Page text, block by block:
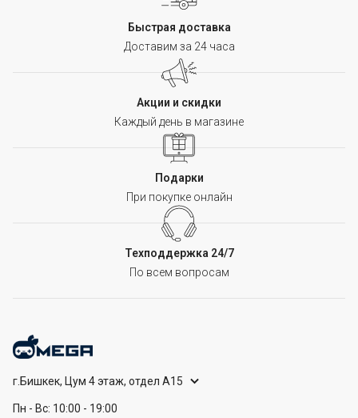
Быстрая доставка
Доставим за 24 часа
Акции и скидки
Каждый день в магазине
Подарки
При покупке онлайн
Техподдержка 24/7
По всем вопросам
г.Бишкек, Цум 4 этаж, отдел А15
Пн - Вс: 10:00 - 19:00